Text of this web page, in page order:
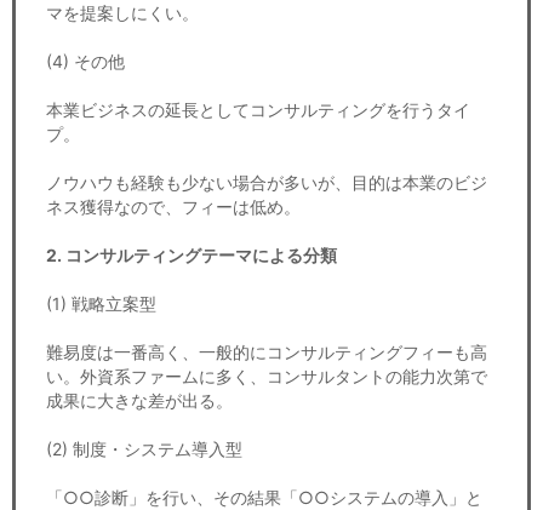
マを提案しにくい。
(4) その他
本業ビジネスの延長としてコンサルティングを行うタイ
プ。
ノウハウも経験も少ない場合が多いが、目的は本業のビジ
ネス獲得なので、フィーは低め。
2. コンサルティングテーマによる分類
(1) 戦略立案型
難易度は一番高く、一般的にコンサルティングフィーも高
い。外資系ファームに多く、コンサルタントの能力次第で
成果に大きな差が出る。
(2) 制度・システム導入型
「○○診断」を行い、その結果「○○システムの導入」と